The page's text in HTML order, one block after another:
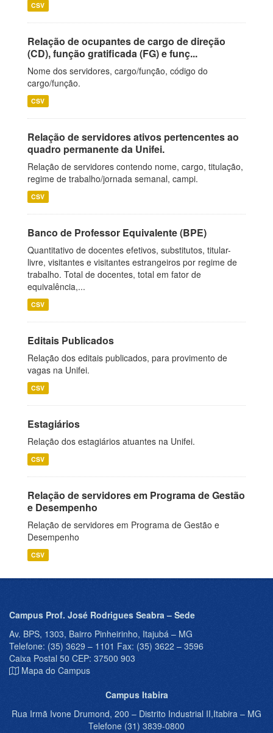
CSV
Relação de ocupantes de cargo de direção
(CD), função gratificada (FG) e funç...
Nome dos servidores, cargo/função, código do
cargo/função.
CSV
Relação de servidores ativos pertencentes ao
quadro permanente da Unifei.
Relação de servidores contendo nome, cargo, titulação,
regime de trabalho/jornada semanal, campi.
CSV
Banco de Professor Equivalente (BPE)
Quantitativo de docentes efetivos, substitutos, titular-
livre, visitantes e visitantes estrangeiros por regime de
trabalho. Total de docentes, total em fator de
equivalência,...
CSV
Editais Publicados
Relação dos editais publicados, para provimento de
vagas na Unifei.
CSV
Estagiários
Relação dos estagiários atuantes na Unifei.
CSV
Relação de servidores em Programa de Gestão
e Desempenho
Relação de servidores em Programa de Gestão e
Desempenho
CSV
Campus Prof. José Rodrigues Seabra – Sede
Av. BPS, 1303, Bairro Pinheirinho, Itajubá – MG
Telefone: (35) 3629 – 1101 Fax: (35) 3622 – 3596
Caixa Postal 50 CEP: 37500 903
Mapa do Campus
Campus Itabira
Rua Irmã Ivone Drumond, 200 – Distrito Industrial II,Itabira – MG
Telefone (31) 3839-0800